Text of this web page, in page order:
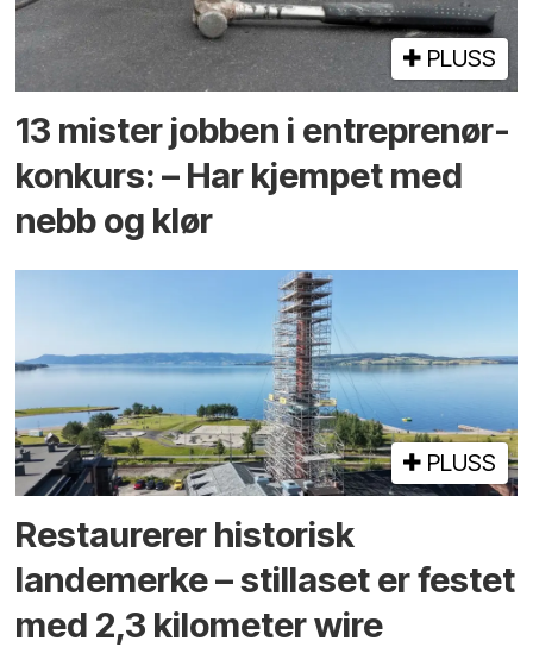
PLUSS
13 mister jobben i entreprenør­
konkurs: – Har kjempet med
nebb og klør
PLUSS
Restaurerer historisk
landemerke – stillaset er festet
med 2,3 kilometer wire